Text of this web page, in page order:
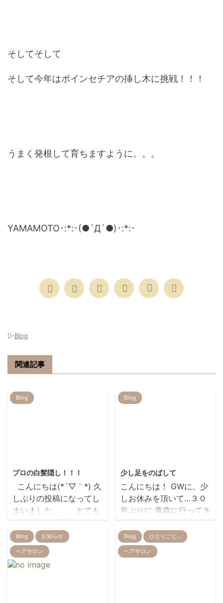
そしてそして
そして今年はポインセチアの挿し木に挑戦！！！
うまく発根して育ちますように。。。
YAMAMOTO･:*:･(●´Д`●)･:*:･
-Blog
関連記事
Blog
プロの白髪隠し！！！
こんにちは(*´▽｀*) 久
しぶりの投稿になってし
まいました… とても
ご好評いただいておりま
す、 GRAYSIA 改めてご
紹介します 染めるに
はまだ早いけど 根元が気
になる、 そんなお出かけ
Blog
少し足をのばして
こんにちは！ GWに、少
しお休みを頂いて…３０
年ぶりに 青森に行ってき
ました🍎 小さい頃以来の
津軽弁！ 笑顔の絶えない
温かい人柄に、癒されて
きました(*´ω`*) ちょう
Blog お知らせ
ヘアサロン
Blog ひとりごと…
ヘアサロン